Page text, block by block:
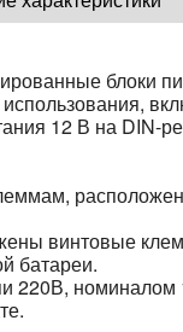
блоки
12 В на DIN-
винтовые
батареи.
220В,